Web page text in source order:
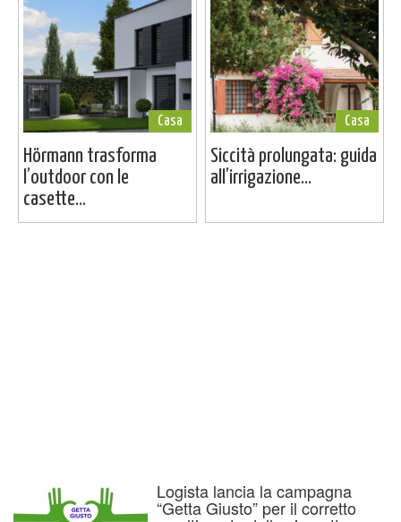
Casa
Hörmann trasforma
l’outdoor con le
casette...
Casa
Siccità prolungata: guida
all’irrigazione...
Logista lancia la campagna
“Getta Giusto” per il corretto